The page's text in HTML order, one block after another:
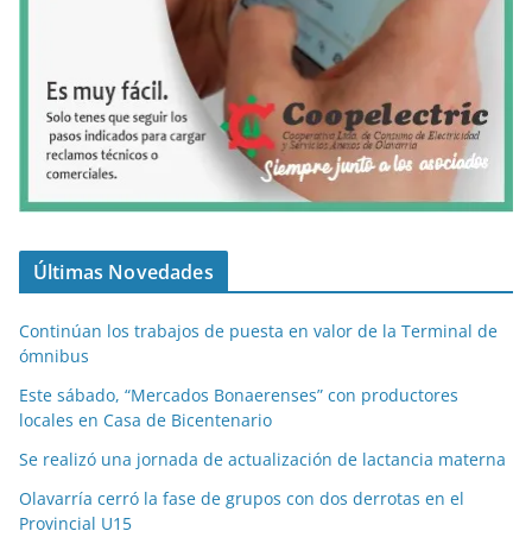
Últimas Novedades
Continúan los trabajos de puesta en valor de la Terminal de
ómnibus
Este sábado, “Mercados Bonaerenses” con productores
locales en Casa de Bicentenario
Se realizó una jornada de actualización de lactancia materna
Olavarría cerró la fase de grupos con dos derrotas en el
Provincial U15